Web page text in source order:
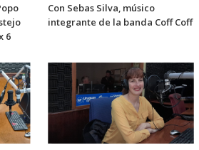
6
Con Sebas Silva, músico
integrante de la banda Coff Coff